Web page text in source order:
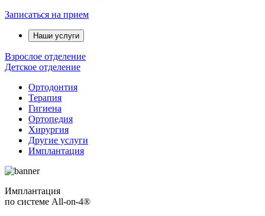
Записаться на прием
Наши услуги
Взрослое отделение
Детское отделение
Ортодонтия
Терапия
Гигиена
Ортопедия
Хирургия
Другие услуги
Имплантация
Имплантация
по системе All-on-4®